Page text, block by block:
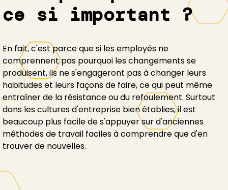
ce si important ?
En fait, c'est parce que si les employés ne
comprennent pas pourquoi les changements se
produisent, ils ne s'engageront pas à changer leurs
habitudes et leurs façons de faire, ce qui peut même
entraîner de la résistance ou du refoulement. Surtout
dans les cultures d'entreprise bien établies, il est
beaucoup plus facile de s'appuyer sur d'anciennes
méthodes de travail faciles à comprendre que d'en
trouver de nouvelles.